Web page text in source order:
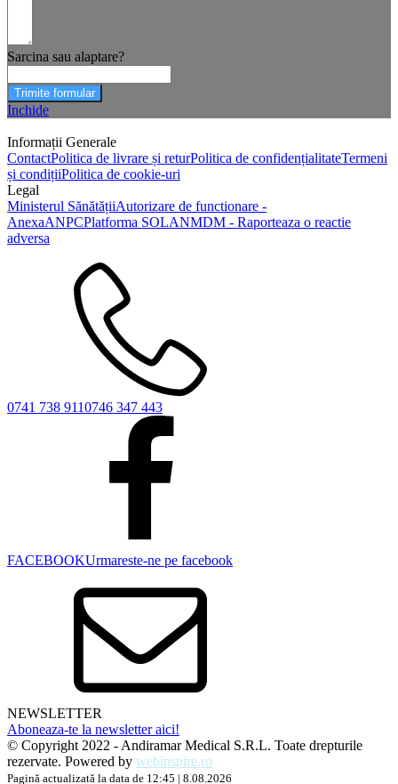
Sarcina sau alaptare?
Trimite formular
Inchide
Informații Generale
ContactPolitica de livrare și returPolitica de confidențialitateTermeni
și condițiiPolitica de cookie-uri
Legal
Ministerul SănătățiiAutorizare de functionare -
AnexaANPCPlatforma SOLANMDM - Raporteaza o reactie
adversa
0741 738 9110746 347 443
FACEBOOKUrmareste-ne pe facebook
NEWSLETTER
Aboneaza-te la newsletter aici!
© Copyright 2022 - Andiramar Medical S.R.L. Toate drepturile
rezervate. Powered by webinspire.ro
Pagină actualizată la data de 12:45 | 8.08.2026